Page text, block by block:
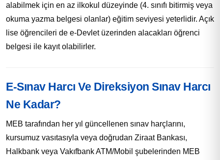
alabilmek için en az ilkokul düzeyinde (4. sınıfı bitirmiş veya
okuma yazma belgesi olanlar) eğitim seviyesi yeterlidir. Açık
lise öğrencileri de e-Devlet üzerinden alacakları öğrenci
belgesi ile kayıt olabilirler.
E-Sınav Harcı Ve Direksiyon Sınav Harcı
Ne Kadar?
MEB tarafından her yıl güncellenen sınav harçlarını,
kursumuz vasıtasıyla veya doğrudan Ziraat Bankası,
Halkbank veya Vakıfbank ATM/Mobil şubelerinden MEB